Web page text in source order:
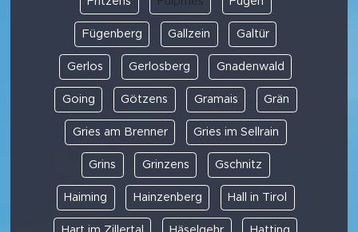
Fügenberg Gallzein Galtür
Gerlos Gerlosberg Gnadenwald
Going Götzens Gramais Grän
Gries am Brenner Gries im Sellrain
Grins Grinzens Gschnitz
Haiming Hainzenberg Hall in Tirol